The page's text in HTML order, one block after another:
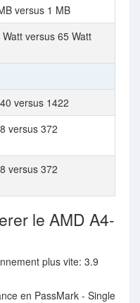
versus 1 MB
Watt versus 65 Watt
versus 1422
versus 372
versus 372
le AMD A4-
plus vite: 3.9
en PassMark - Single